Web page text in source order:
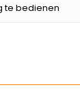
te bedienen